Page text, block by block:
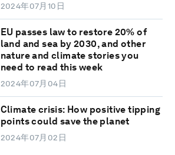
2024年07月10日
EU passes law to restore 20% of
land and sea by 2030, and other
nature and climate stories you
need to read this week
2024年07月04日
Climate crisis: How positive tipping
points could save the planet
2024年07月02日